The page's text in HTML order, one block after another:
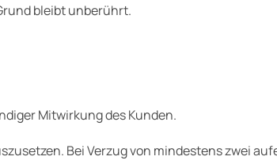
bleibt unberührt.
Mitwirkung des Kunden.
Bei Verzug von mindestens zwei